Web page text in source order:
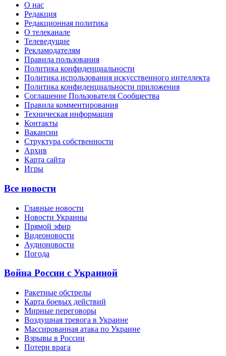
О нас
Редакция
Редакционная политика
О телеканале
Телеведущие
Рекламодателям
Правила пользования
Политика конфиденциальности
Политика использования искусственного интеллекта
Политика конфиденциальности приложения
Соглашение Пользователя Сообщества
Правила комментирования
Техническая информация
Контакты
Вакансии
Структура собственности
Архив
Карта сайта
Игры
Все новости
Главные новости
Новости Украины
Прямой эфир
Видеоновости
Аудионовости
Погода
Война России с Украиной
Ракетные обстрелы
Карта боевых действий
Мирные переговоры
Воздушная тревога в Украине
Массированная атака по Украине
Взрывы в России
Потери врага